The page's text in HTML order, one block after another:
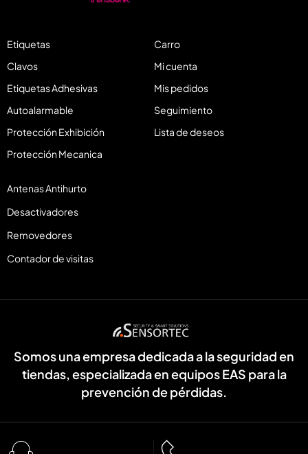
Somos una empresa dedicada a la seguridad en
tiendas, especializada en equipos EAS para la
prevención de pérdidas.
Etiquetas
Clavos
Etiquetas Adhesivas
Autoalarmable
Protección Exhibición
Protección Mecanica
Antenas Antihurto
Desactivadores
Removedores
Contador de visitas
Carro
Mi cuenta
Mis pedidos
Seguimiento
Lista de deseos